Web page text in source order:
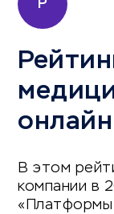
Р
В этом
компании в
«Платформы